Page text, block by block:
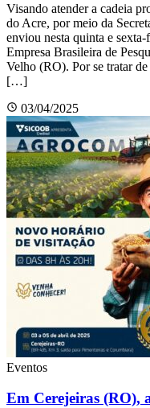
Visando atender a cadeia
do Acre, por meio da
enviou nesta quinta e sexta-
Empresa Brasileira de
Velho (RO). Por se tratar
[…]
03/04/2025
Eventos
Em Cerejeiras (RO),